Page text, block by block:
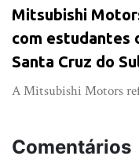
Mitsubishi
com estudantes
Santa Cruz do
A Mitsubishi Motors
Comentários